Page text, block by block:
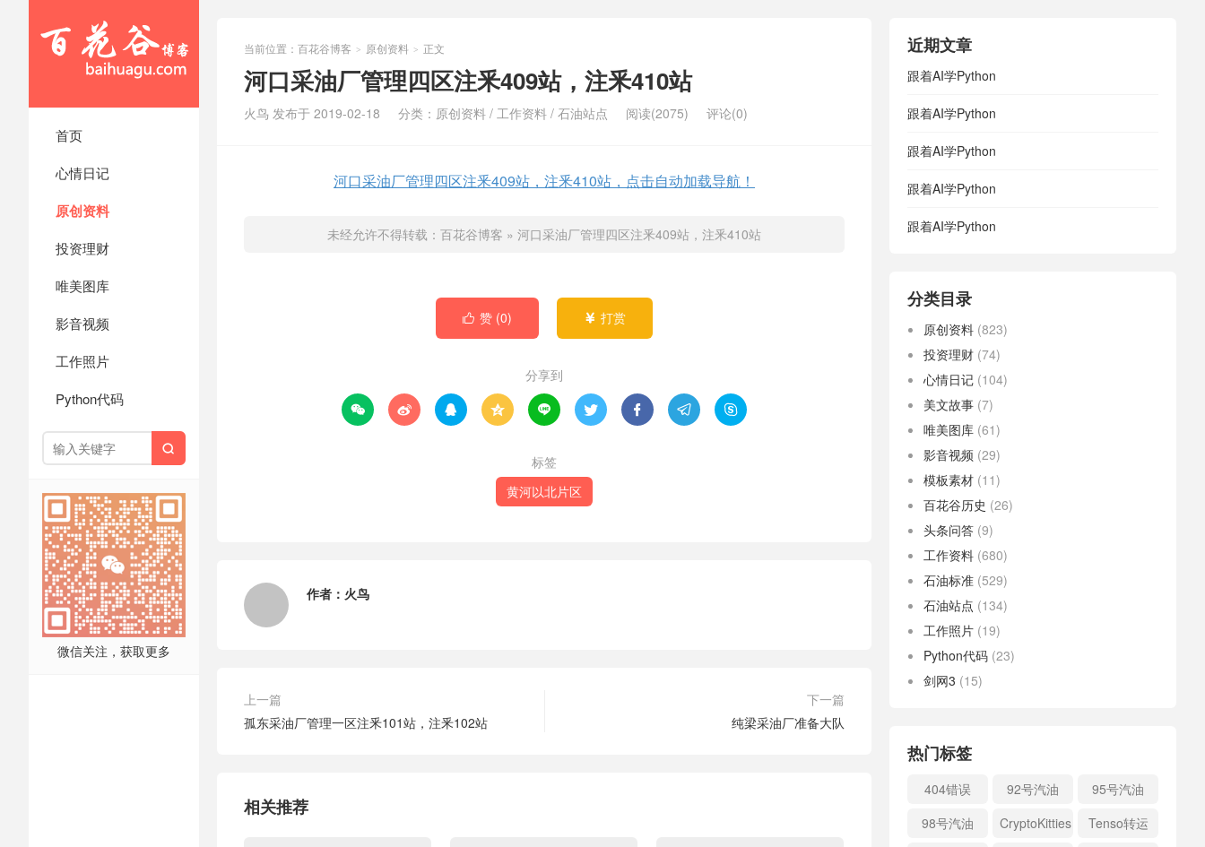
首页
心情日记
原创资料
投资理财
唯美图库
影音视频
工作照片
Python代码

微信关注，获取更多
当前位置： 百花谷博客 > 原创资料 > 正文
河口采油厂管理四区注釆409站，注釆410站
火鸟 发布于 2019-02-18 分类： 原创资料 / 工作资料 / 石油站点 阅读(2075) 评论(0)
河口采油厂管理四区注釆409站，注釆410站，点击自动加载导航！
未经允许不得转载： 百花谷博客 » 河口采油厂管理四区注釆409站，注釆410站
 赞 (0)  打赏
分享到
        
标签
黄河以北片区
作者： 火鸟
上一篇
孤东采油厂管理一区注釆101站，注釆102站
下一篇
纯梁采油厂准备大队
相关推荐
近期文章
跟着AI学Python
跟着AI学Python
跟着AI学Python
跟着AI学Python
跟着AI学Python
分类目录
原创资料 (823)
投资理财 (74)
心情日记 (104)
美文故事 (7)
唯美图库 (61)
影音视频 (29)
模板素材 (11)
百花谷历史 (26)
头条问答 (9)
工作资料 (680)
石油标准 (529)
石油站点 (134)
工作照片 (19)
Python代码 (23)
剑网3 (15)
热门标签
404错误 92号汽油
95号汽油
98号汽油
CryptoKitties
Tenso转运